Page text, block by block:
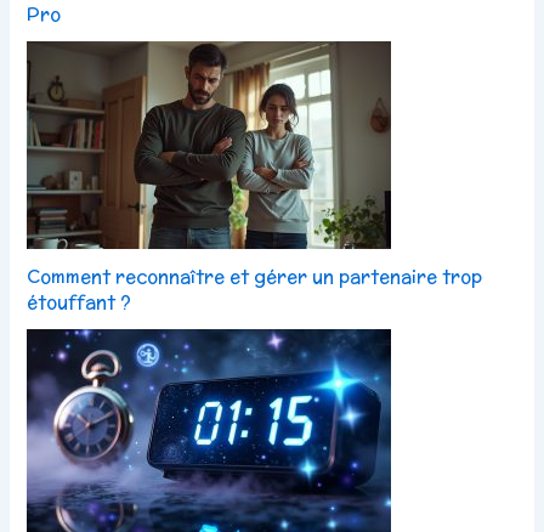
Pro
Comment reconnaître et gérer un partenaire trop
étouffant ?